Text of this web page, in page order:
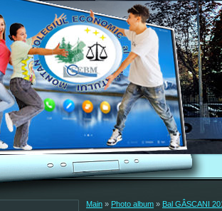
Main » Photo album » Bal GÂSCANI